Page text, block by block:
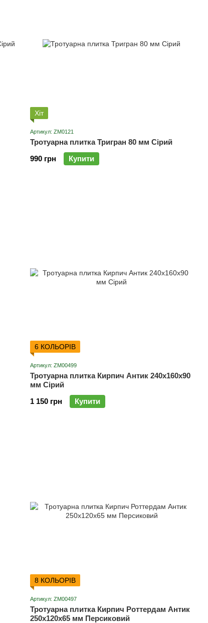
Хіт
Артикул: ZM0121
Тротуарна плитка Тригран 80 мм Сірий
990 грн
Купити
6 КОЛЬОРІВ
Артикул: ZM00499
Тротуарна плитка Кирпич Антик 240х160х90
мм Сірий
1 150 грн
Купити
8 КОЛЬОРІВ
Артикул: ZM00497
Тротуарна плитка Кирпич Роттердам Антик
250х120х65 мм Персиковий